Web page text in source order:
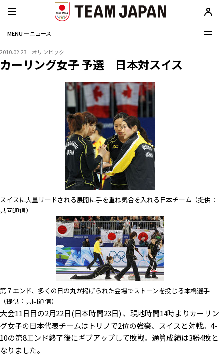
MENU ─ ニュース
2010.02.23 オリンピック
カーリング女子 予選 日本対スイス
スイスに大量リードされる展開に手を重ね気合を入れる日本チーム（提供：
共同通信）
第７エンド、多くの日の丸が掲げられた会場でストーンを投じる本橋選手
（提供：共同通信）
大会11日目の2月22日(日本時間23日) 、現地時間14時よりカーリン
グ女子の日本代表チームはトリノで2位の強豪、スイスと対戦。4-
10の第8エンド終了後にギブアップして敗戦。通算成績は3勝4敗と
なりました。